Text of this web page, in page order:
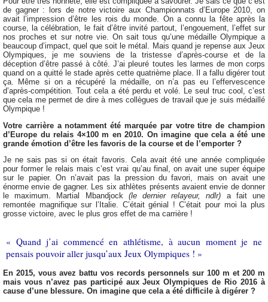
de gagner : lors de notre victoire aux Championnats d’Europe 2010, on
avait l’impression d’être les rois du monde. On a connu la fête après la
course, la célébration, le fait d’être invité partout, l’engouement, l’effet sur
nos proches et sur notre vie. On sait tous qu’une médaille Olympique a
beaucoup d’impact, quel que soit le métal. Mais quand je repense aux Jeux
Olympiques, je me souviens de la tristesse d’après-course et de la
déception d’être passé à côté. J’ai pleuré toutes les larmes de mon corps
quand on a quitté le stade après cette quatrième place. Il a fallu digérer tout
ça. Même si on a récupéré la médaille, on n’a pas eu l’effervescence
d’après-compétition. Tout cela a été perdu et volé. Le seul truc cool, c’est
que cela me permet de dire à mes collègues de travail que je suis médaillé
Olympique !
Votre carrière a notamment été marquée par votre titre de champion
d’Europe du relais 4×100 m en 2010. On imagine que cela a été une
grande émotion d’être les favoris de la course et de l’emporter ?
Je ne sais pas si on était favoris. Cela avait été une année compliquée
pour former le relais mais c’est vrai qu’au final, on avait une super équipe
sur le papier. On n’avait pas la pression du favori, mais on avait une
énorme envie de gagner. Les six athlètes présents avaient envie de donner
le maximum. Martial Mbandjock (le dernier relayeur, ndlr) a fait une
remontée magnifique sur l’Italie. C’était génial ! C’était pour moi la plus
grosse victoire, avec le plus gros effet de ma carrière !
« Quand j’ai commencé en athlétisme, à aucun moment je ne
pensais pouvoir aller jusqu’aux Jeux Olympiques ! »
En 2015, vous avez battu vos records personnels sur 100 m et 200 m
mais vous n’avez pas participé aux Jeux Olympiques de Rio 2016 à
cause d’une blessure. On imagine que cela a été difficile à digérer ?